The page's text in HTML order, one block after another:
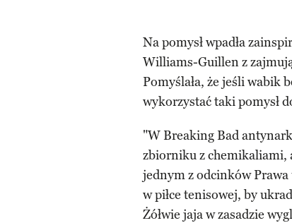
Na pomysł wpadła
Williams-Guillen z
Pomyślała, że jeśli wabik
wykorzystać taki pomysł
"W Breaking Bad
zbiorniku z chemikaliami,
jednym z odcinków
w piłce tenisowej, by
Żółwie jaja w zasadzie